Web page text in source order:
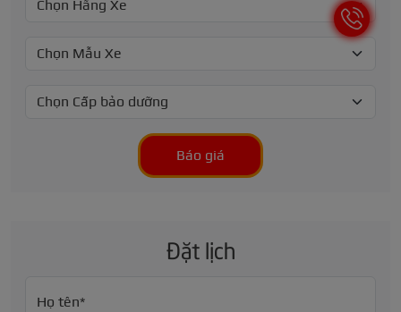
Báo giá
Đặt lịch
Họ tên*